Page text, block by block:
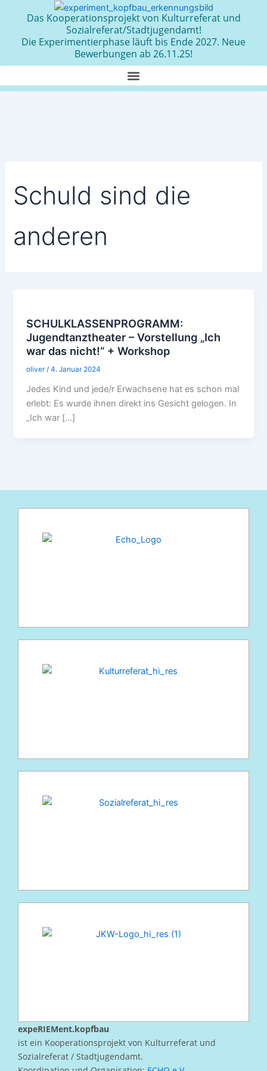
Das Kooperationsprojekt von Kulturreferat und
Sozialreferat/Stadtjugendamt!
Die Experimentierphase läuft bis Ende 2027. Neue
Bewerbungen ab 26.11.25!
Schuld sind die
anderen
SCHULKLASSENPROGRAMM:
Jugendtanztheater – Vorstellung „Ich
war das nicht!“ + Workshop
oliver/4. Januar 2024
Jedes Kind und jede/r Erwachsene hat es schon mal
erlebt: Es wurde ihnen direkt ins Gesicht gelogen. In
„Ich war […]
expeRIEMent.kopfbau
ist ein Kooperationsprojekt von Kulturreferat und
Sozialreferat / Stadtjugendamt.